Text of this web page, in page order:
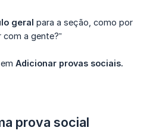
geral para a seção, como por
com a gente?”
Adicionar provas sociais.
prova social